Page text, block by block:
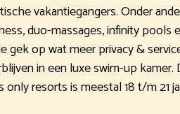
vakantiegangers. Onder
duo-massages, infinity pools
gek op wat meer privacy &
in een luxe swim-up kamer.
resorts is meestal 18 t/m 21